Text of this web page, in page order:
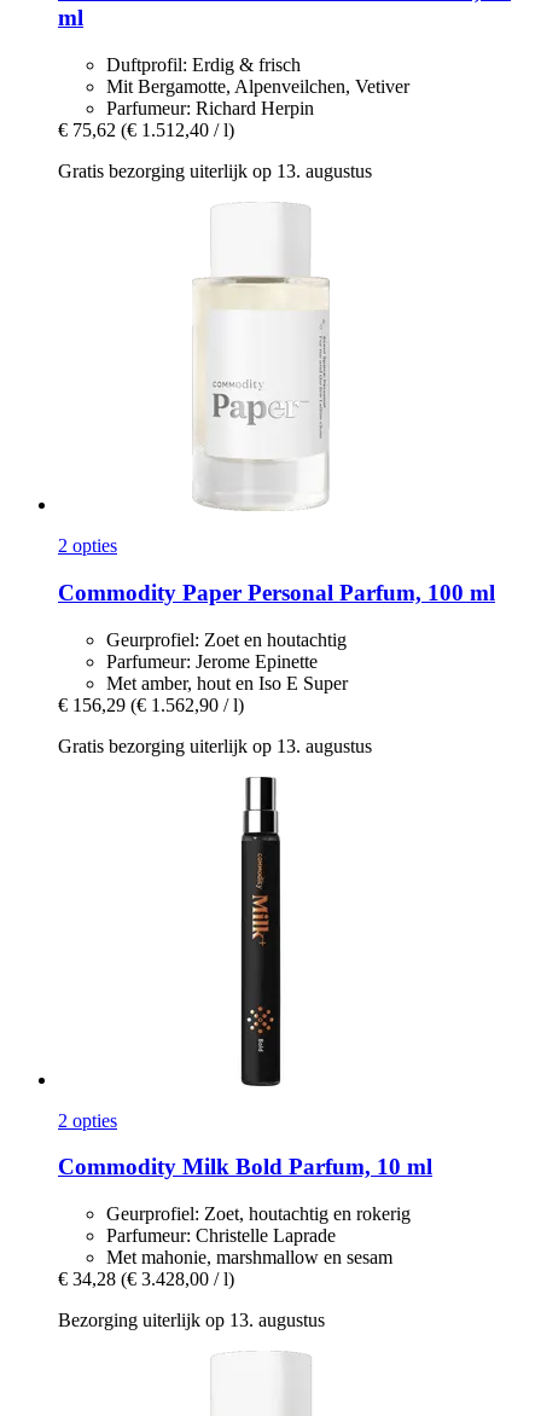
ml
Duftprofil: Erdig & frisch
Mit Bergamotte, Alpenveilchen, Vetiver
Parfumeur: Richard Herpin
€ 75,62 (€ 1.512,40 / l)
Gratis bezorging uiterlijk op 13. augustus
2 opties
Commodity Paper Personal Parfum, 100 ml
Geurprofiel: Zoet en houtachtig
Parfumeur: Jerome Epinette
Met amber, hout en Iso E Super
€ 156,29 (€ 1.562,90 / l)
Gratis bezorging uiterlijk op 13. augustus
2 opties
Commodity Milk Bold Parfum, 10 ml
Geurprofiel: Zoet, houtachtig en rokerig
Parfumeur: Christelle Laprade
Met mahonie, marshmallow en sesam
€ 34,28 (€ 3.428,00 / l)
Bezorging uiterlijk op 13. augustus